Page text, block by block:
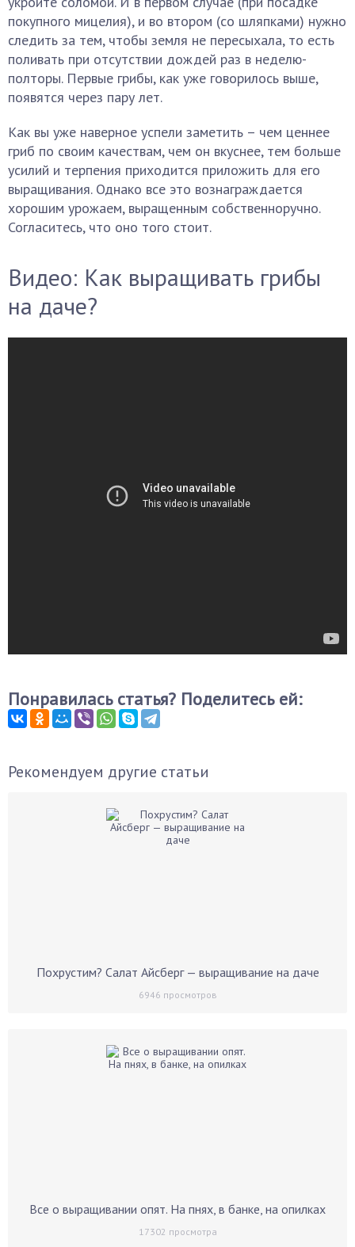
покупного мицелия), и во втором (со шляпками) нужно
следить за тем, чтобы земля не пересыхала, то есть
поливать при отсутствии дождей раз в неделю-
полторы. Первые грибы, как уже говорилось выше,
появятся через пару лет.
Как вы уже наверное успели заметить – чем ценнее
гриб по своим качествам, чем он вкуснее, тем больше
усилий и терпения приходится приложить для его
выращивания. Однако все это вознаграждается
хорошим урожаем, выращенным собственноручно.
Согласитесь, что оно того стоит.
Видео: Как выращивать грибы
на даче?
Понравилась статья? Поделитесь ей:
Рекомендуем другие статьи
Похрустим? Салат Айсберг — выращивание на даче
6946 просмотров
Все о выращивании опят. На пнях, в банке, на опилках
17302 просмотра